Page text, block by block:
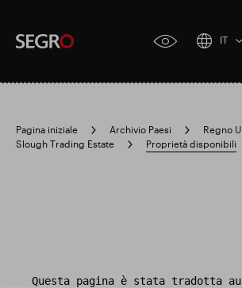
accessibility
IT
Search
Pagina iniziale Archivio Paesi
Regno
Slough Trading Estate
Proprietà disponibili
Questa pagina è stata tradotta